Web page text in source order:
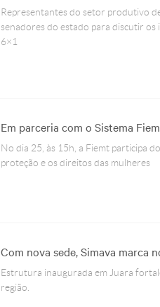
Representantes do setor produtivo
senadores do estado para discutir os
6×1
Em parceria com o Sistema
No dia 25, às 15h, a Fiemt participa
proteção e os direitos das mulheres
Com nova sede, Simava marca
Estrutura inaugurada em Juara
região.